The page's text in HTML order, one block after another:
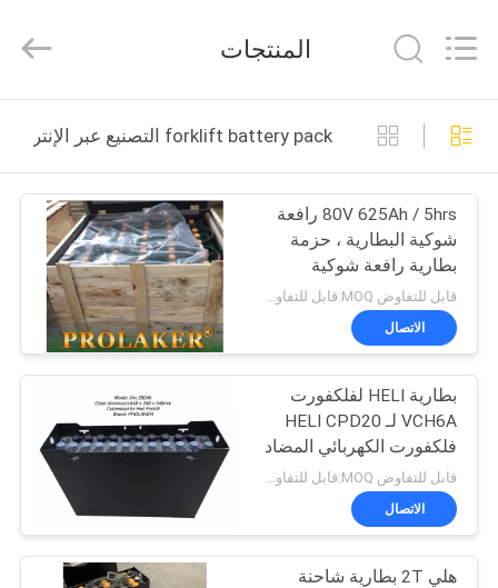
منزل
المنتجات
حول
جولة
المعمل
ضبط
الجودة
AUTOPARTS
CO.,LIMITED.
Reserved.
المنتجات
forklift battery pack التصنيع عبر الإنترنت
80V 625Ah / 5hrs رافعة
شوكية البطارية ، حزمة
بطارية رافعة شوكية
كهربائية
قابل للتفاوض MOQ:قابل للتفاوض
الاتصال
بطارية HELI لفلكفورت
VCH6A لـ HELI CPD20
فلكفورت الكهربائي المضاد
للوزن 48V 600Ah
الاتصال
هلي 2T بطارية شاحنة